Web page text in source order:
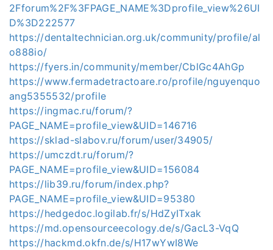
2Fforum%2F%3FPAGE_NAME%3Dprofile_view%26UI
D%3D222577
https://dentaltechnician.org.uk/community/profile/al
o888io/
https://fyers.in/community/member/CblGc4AhGp
https://www.fermadetractoare.ro/profile/nguyenquo
ang5355532/profile
https://ingmac.ru/forum/?
PAGE_NAME=profile_view&UID=146716
https://sklad-slabov.ru/forum/user/34905/
https://umczdt.ru/forum/?
PAGE_NAME=profile_view&UID=156084
https://lib39.ru/forum/index.php?
PAGE_NAME=profile_view&UID=95380
https://hedgedoc.logilab.fr/s/HdZyITxak
https://md.opensourceecology.de/s/GacL3-VqQ
https://hackmd.okfn.de/s/H17wYwI8We